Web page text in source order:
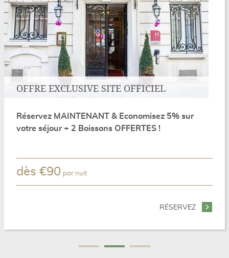
OFFRE EXCLUSIVE SITE OFFICIEL
Réservez MAINTENANT & Economisez 5% sur
votre séjour + 2 Boissons OFFERTES !
dès €90 par nuit
RÉSERVEZ - OFFRE